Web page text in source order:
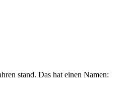
stand. Das hat einen Namen: